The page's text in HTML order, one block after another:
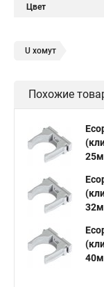
Цвет
U хомут
Похожие